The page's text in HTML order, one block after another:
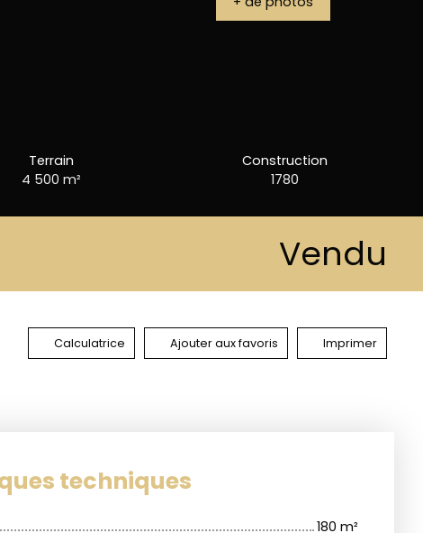
Terrain
4 500 m²
Construction
1780
Vendu
Calculatrice Ajouter aux favoris Imprimer
techniques
180 m²